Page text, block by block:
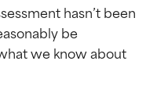
hasn’t been
be
we know about